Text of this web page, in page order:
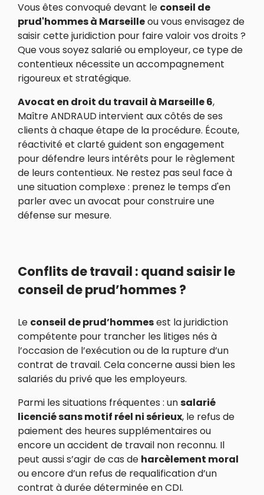
Vous êtes convoqué devant le conseil de
prud'hommes à Marseilleou vous envisagez de
saisir cette juridiction pour faire valoir vos droits ?
Que vous soyez salarié ou employeur, ce type de
contentieux nécessite un accompagnement
rigoureux et stratégique.
Avocat en droit du travail à Marseille 6,
Maître ANDRAUD intervient aux côtés de ses
clients à chaque étape de la procédure. Écoute,
réactivité et clarté guident son engagement
pour défendre leurs intérêts pour le règlement
de leurs contentieux. Ne restez pas seul face à
une situation complexe : prenez le temps d'en
parler avec un avocat pour construire une
défense sur mesure.
Conflits de travail : quand saisir le
conseil de prud’hommes ?
Le conseil de prud’hommesest la juridiction
compétente pour trancher les litiges nés à
l’occasion de l’exécution ou de la rupture d’un
contrat de travail. Cela concerne aussi bien les
salariés du privé que les employeurs.
Parmi les situations fréquentes : unsalarié
licencié sans motif réel ni sérieux, le refus de
paiement des heures supplémentaires ou
encore un accident de travail non reconnu. Il
peut aussi s’agir de cas de harcèlement moral
ou encore d’un refus de requalification d’un
contrat à durée déterminée en CDI.